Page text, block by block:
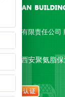
科技有限责任公司
合板,西安聚氨脂
品